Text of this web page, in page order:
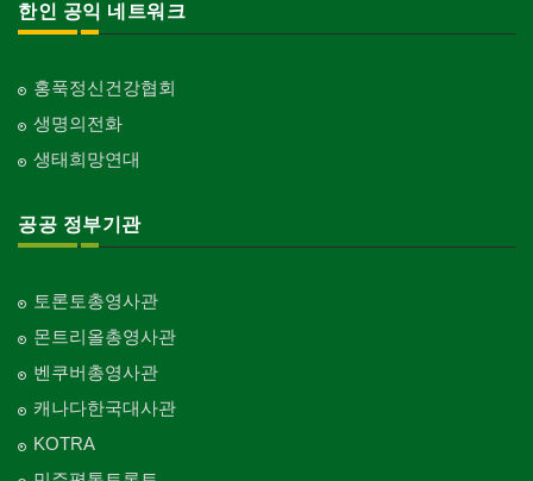
한인 공익 네트워크
홍푹정신건강협회
생명의전화
생태희망연대
공공 정부기관
토론토총영사관
몬트리올총영사관
벤쿠버총영사관
캐나다한국대사관
KOTRA